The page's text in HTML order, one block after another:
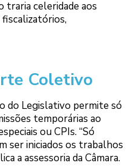
traria celeridade aos
Coletivo
do Legislativo permite só
temporárias ao
ou CPIs. “Só
ser iniciados os trabalhos
a assessoria da Câmara.